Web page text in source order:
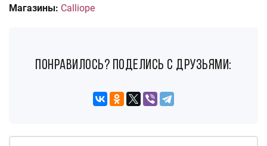
Магазины: Calliope
понравилось? поделись с друзьями: